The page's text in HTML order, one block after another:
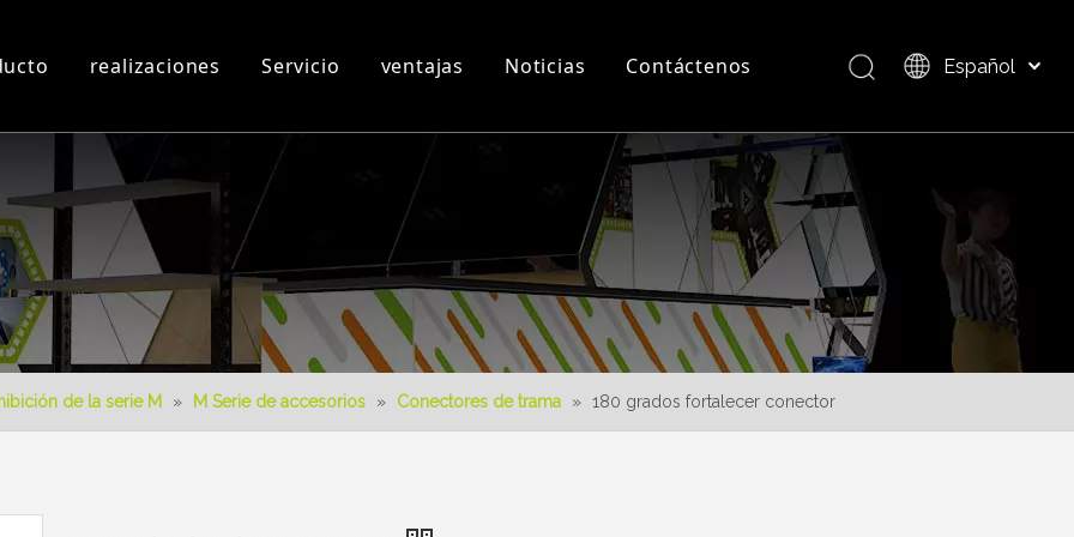
Taller y Equipos Preguntas más frecuentes
Videos 3D Descripción del producto
realizaciones Servicio ventajas Noticias
Nuevo producto
Contáctenos Español
العربية
日本語
Pусский
Nederlands
Português
Français
English
de la serie M » M Serie de accesorios » Conectores de trama » 180 grados fortalecer conector